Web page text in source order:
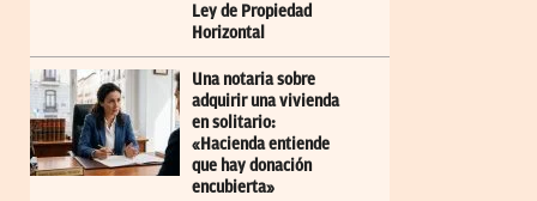
Ley de Propiedad
Horizontal
Una notaria sobre
adquirir una vivienda
en solitario:
«Hacienda entiende
que hay donación
encubierta»